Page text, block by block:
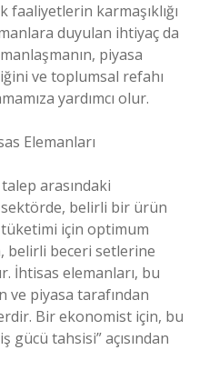
faaliyetlerin karmaşıklığı
duyulan ihtiyaç da
piyasa
ve toplumsal refahı
yardımcı olur.
Elemanları
arasındaki
belirli bir ürün
için optimum
belirli beceri setlerine
İhtisas elemanları, bu
ve piyasa tarafından
Bir ekonomist için, bu
gücü tahsisi” açısından